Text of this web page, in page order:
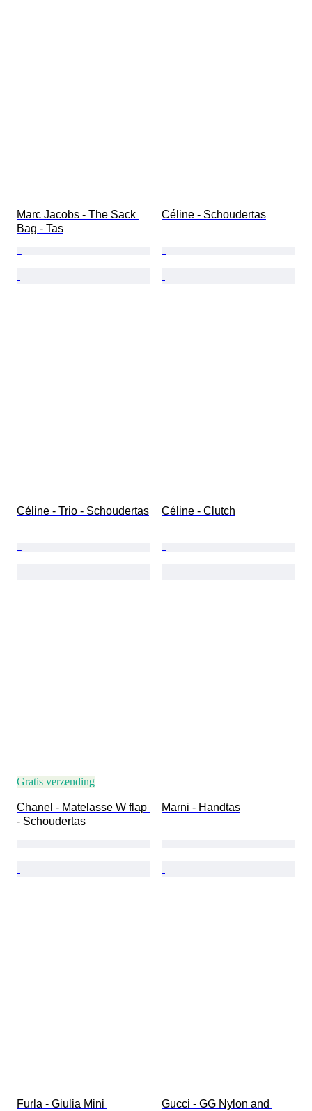
Marc Jacobs - The Sack
Bag - Tas
Céline - Schoudertas
Céline - Trio - Schoudertas Céline - Clutch
Gratis verzending
Chanel - Matelasse W flap
- Schoudertas
Marni - Handtas
Furla - Giulia Mini
Gucci - GG Nylon and